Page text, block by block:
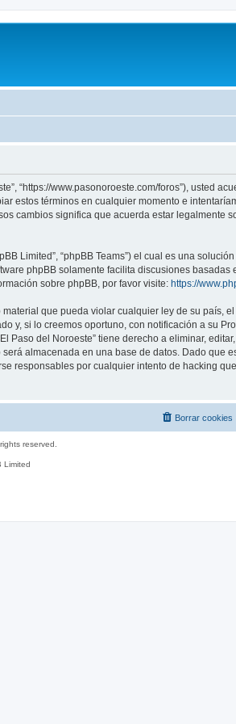
“https://www.pasonoroeste.com/foros”), usted
estos términos en cualquier momento e
cambios significa que acuerda estar legalmente
Limited”, “phpBB Teams”) el cual es una
phpBB solamente facilita discusiones basadas
sobre phpBB, por favor visite: https://
que pueda violar cualquier ley de su país,
y, si lo creemos oportuno, con notificación a su
Paso del Noroeste” tiene derecho a eliminar,
almacenada en una base de datos. Dado que
responsables por cualquier intento de hacking
Borrar cookies
reserved.
Limited